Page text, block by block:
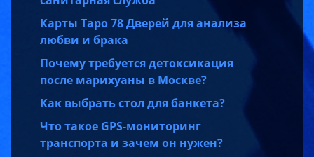
Карты Таро 78 Дверей для анализа
любви и брака
Почему требуется детоксикация
после марихуаны в Москве?
Как выбрать стол для банкета?
Что такое GPS-мониторинг
транспорта и зачем он нужен?